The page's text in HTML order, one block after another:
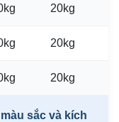
20kg
20kg
20kg
sắc và kích